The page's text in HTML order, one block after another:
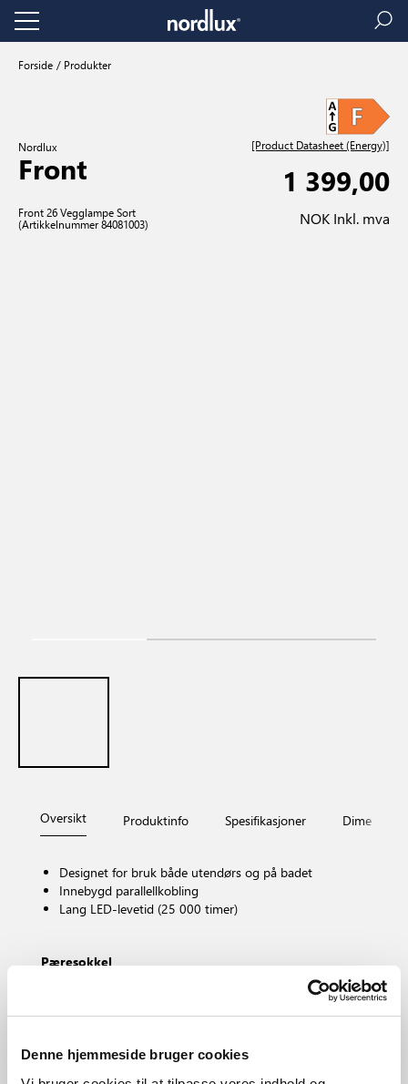
Denne hjemmeside bruger cookies
Forside Produkter
Nordlux
Front
Front 26 Vegglampe Sort
(Artikkelnummer 84081003)
[Product Datasheet (Energy)]
1 399,00
NOK Inkl. mva
Oversikt Produktinfo Spesifikasjoner
Designet for bruk både utendørs og på badet
Innebygd parallellkobling
Lang LED-levetid (25 000 timer)
Pæresokkel
Fargetemperatur (K)